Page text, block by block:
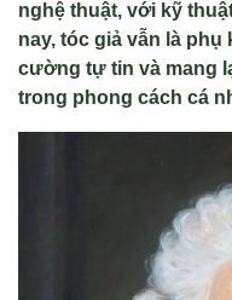
nghệ thuật, với kỹ
nay, tóc giả vẫn là
cường tự tin và mang
trong phong cách cá